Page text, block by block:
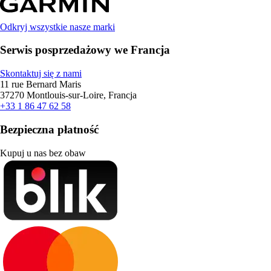
Odkryj wszystkie nasze marki
Serwis posprzedażowy we Francja
Skontaktuj się z nami
11 rue Bernard Maris
37270 Montlouis-sur-Loire, Francja
+33 1 86 47 62 58
Bezpieczna płatność
Kupuj u nas bez obaw